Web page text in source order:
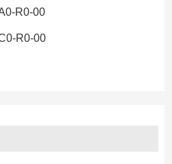
R0-00
R0-00